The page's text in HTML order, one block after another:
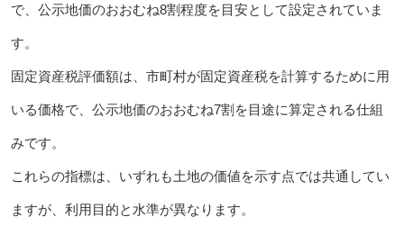
で、公示地価のおおむね8割程度を目安として設定されていま
す。
固定資産税評価額は、市町村が固定資産税を計算するために用
いる価格で、公示地価のおおむね7割を目途に算定される仕組
みです。
これらの指標は、いずれも土地の価値を示す点では共通してい
ますが、利用目的と水準が異なります。